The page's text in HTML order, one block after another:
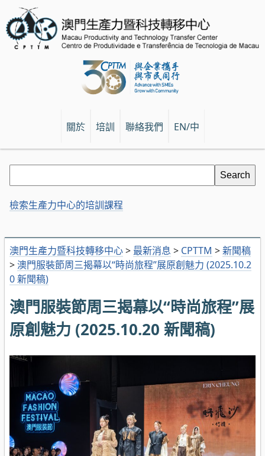
關於 培訓 聯絡我們 EN/中
澳門生產力暨科技轉移中心> 最新消息 > CPTTM >新聞稿
> 澳門服裝節周三揭幕以“時尚旅程”展原創魅力 (2025.10.2
0 新聞稿)
澳門服裝節周三揭幕以“時尚旅程”展
原創魅力 (2025.10.20 新聞稿)
檢索生產力中心的培訓課程